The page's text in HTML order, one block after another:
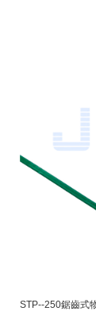
STP--250鋸齒式